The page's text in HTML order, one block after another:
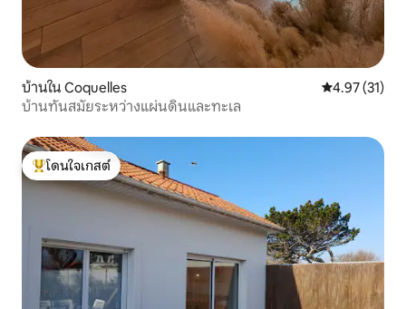
บ้านใน Coquelles คะแนนเฉลี่ย
4.97 (31)
บ้านทันสมัยระหว่างแผ่นดินและทะเล
โดนใจเกสต์ที่สุด
โดนใจเกสต์